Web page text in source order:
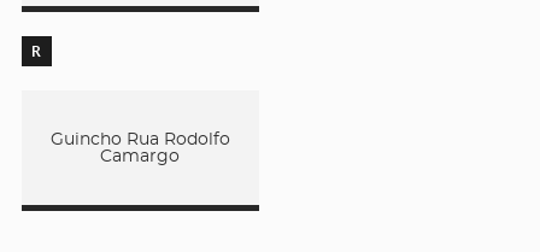
R
Guincho Rua Rodolfo
Camargo